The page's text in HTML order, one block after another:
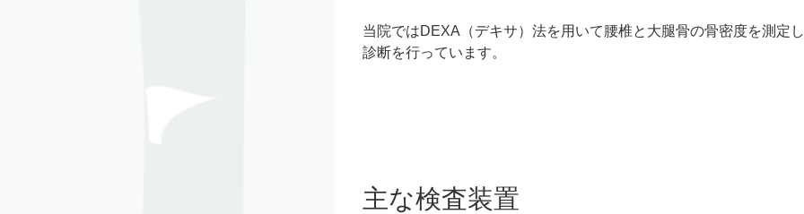
当院ではDEXA（デキサ）法を用いて腰椎と大腿骨の骨密度を測定
診断を行っています。
主な検査装置